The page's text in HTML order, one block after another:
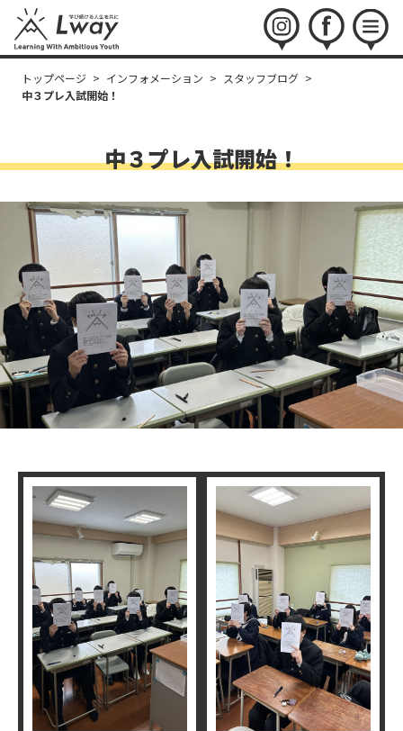
instagramfacebookmenu
トップページ > インフォメーション > スタッフブログ >
中３プレ入試開始！
中３プレ入試開始！